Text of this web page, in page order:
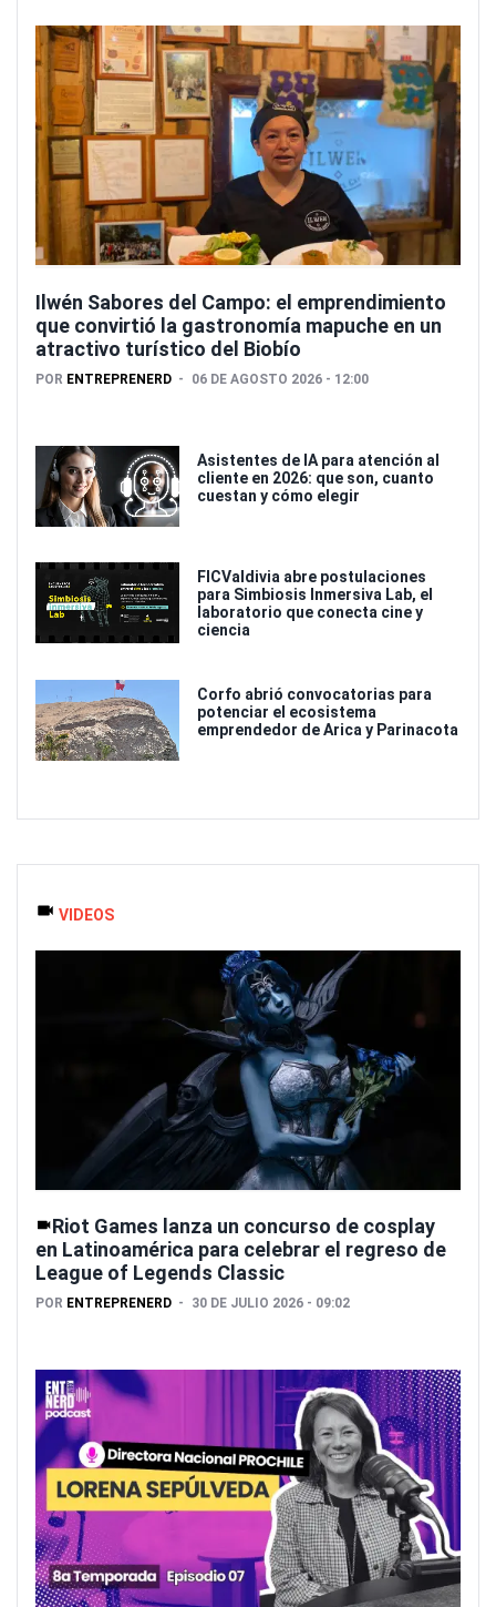
Ilwén Sabores del Campo: el emprendimiento
que convirtió la gastronomía mapuche en un
atractivo turístico del Biobío
POR ENTREPRENERD 06 DE AGOSTO 2026 - 12:00
Asistentes de IA para atención al
cliente en 2026: que son, cuanto
cuestan y cómo elegir
FICValdivia abre postulaciones
para Simbiosis Inmersiva Lab, el
laboratorio que conecta cine y
ciencia
Corfo abrió convocatorias para
potenciar el ecosistema
emprendedor de Arica y Parinacota
VIDEOS
Riot Games lanza un concurso de cosplay
en Latinoamérica para celebrar el regreso de
League of Legends Classic
POR ENTREPRENERD 30 DE JULIO 2026 - 09:02